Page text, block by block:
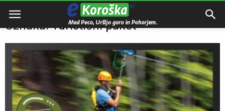
Domov Turistični paket
Oznaka: Turistični paket